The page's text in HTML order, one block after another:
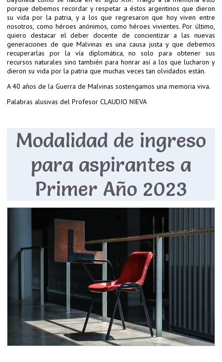
porque debemos recordar y respetar a éstos argentinos que dieron
su vida por la patria, y a los que regresaron que hoy viven entre
nosotros, como héroes anónimos, como héroes vivientes. Por último,
quiero destacar el deber docente de concientizar a las nuevas
generaciones de que Malvinas es una causa justa y que debemos
recuperarlas por la vía diplomática, no solo para obtener sus
recursos naturales sino también para honrar así a los que lucharon y
dieron su vida por la patria que muchas veces tan olvidados están.
A 40 años de la Guerra de Malvinas sostengamos una memoria viva.
Palabras alusivas del Profesor CLAUDIO NIEVA
Modalidad de ingreso
para aspirantes a
Primer Año 2023